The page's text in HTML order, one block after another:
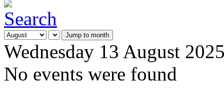
Jump to month
Wednesday 13 August
No events were found